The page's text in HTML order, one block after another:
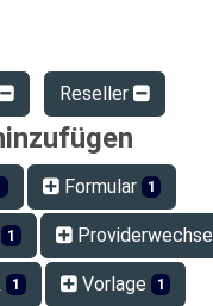
Reseller
Formular 1
1 Providerwechsel
1 Vorlage 1